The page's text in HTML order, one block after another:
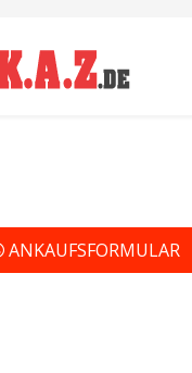
ANKAUFSFORMULAR